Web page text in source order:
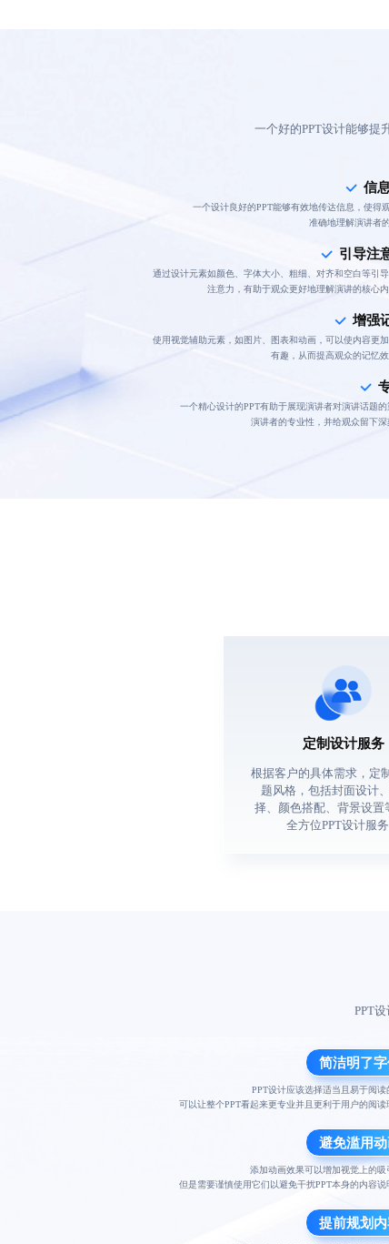
一个好的PPT设计能够提
信
一个设计良好的PPT能够有效地传达信息，使得
准确地理解演讲者
引导注
通过设计元素如颜色、字体大小、粗细、对齐和空白等引
注意力，有助于观众更好地理解演讲的核心内
增强
使用视觉辅助元素，如图片、图表和动画，可以使内容更
有趣，从而提高观众的记忆效
一个精心设计的PPT有助于展现演讲者对演讲话题的
演讲者的专业性，并给观众留下深
定制设计服务
根据客户的具体需求，定
题风格，包括封面设计
择、颜色搭配、背景设置
全方位PPT设计服务
PPT
简洁明了
PPT设计应该选择适当且易于阅读
可以让整个PPT看起来更专业并且更利于用户的阅读
避免滥用
添加动画效果可以增加视觉上的吸
但是需要谨慎使用它们以避免干扰PPT本身的内容说
提前规划